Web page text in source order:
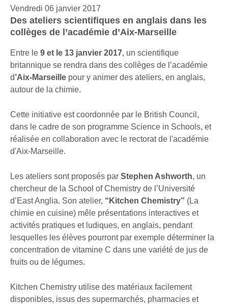
Vendredi 06 janvier 2017
Des ateliers scientifiques en anglais dans les
collèges de l’académie d’Aix-Marseille
Entre le 9 et le 13 janvier 2017, un scientifique
britannique se rendra dans des collèges de l’académie
d’Aix-Marseille pour y animer des ateliers, en anglais,
autour de la chimie.
Cette initiative est coordonnée par le British Council,
dans le cadre de son programme Science in Schools, et
réalisée en collaboration avec le rectorat de l'académie
d'Aix-Marseille.
Les ateliers sont proposés par Stephen Ashworth, un
chercheur de la School of Chemistry de l’Université
d’East Anglia. Son atelier, “Kitchen Chemistry” (La
chimie en cuisine) mêle présentations interactives et
activités pratiques et ludiques, en anglais, pendant
lesquelles les élèves pourront par exemple déterminer la
concentration de vitamine C dans une variété de jus de
fruits ou de légumes.
Kitchen Chemistry utilise des matériaux facilement
disponibles, issus des supermarchés, pharmacies et